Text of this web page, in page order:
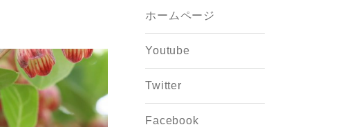
ホームページ
Youtube
Twitter
Facebook